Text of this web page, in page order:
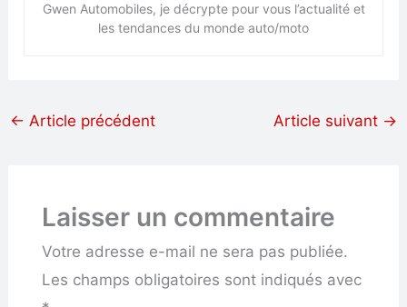
Gwen Automobiles, je décrypte pour vous l’actualité et
les tendances du monde auto/moto
← Article précédent Article suivant →
Laisser un commentaire
Votre adresse e-mail ne sera pas publiée.
Les champs obligatoires sont indiqués avec